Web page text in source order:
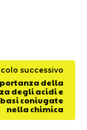
successivo
della
degli acidi e
coniugate
nella chimica